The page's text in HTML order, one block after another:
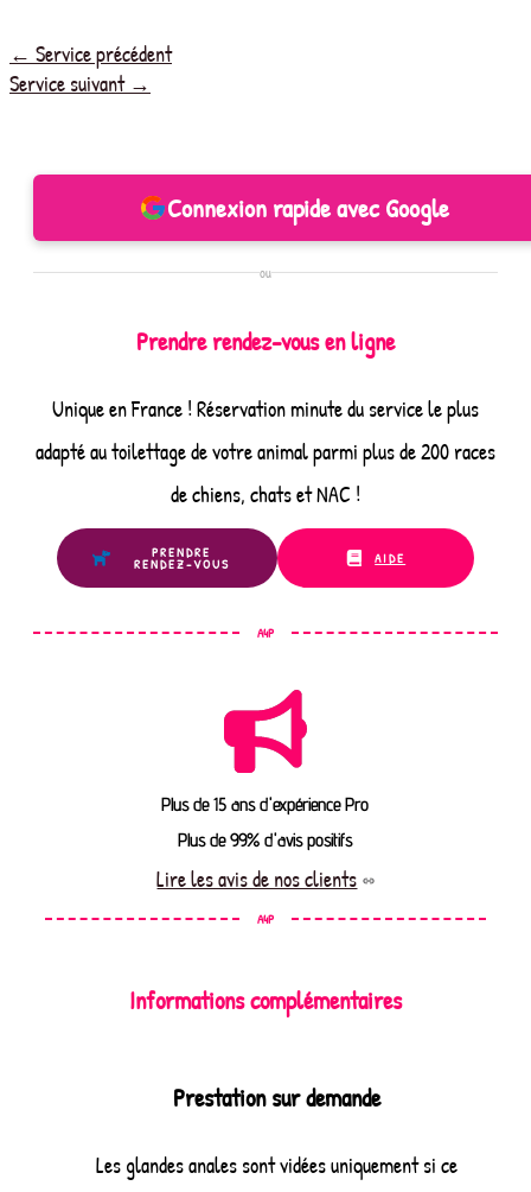
← Service précédent
Service suivant →
Connexion rapide avec Google
ou
Prendre rendez-vous en ligne
Unique en France ! Réservation minute du service le plus
adapté au toilettage de votre animal parmi plus de 200 races
de chiens, chats et NAC !
PRENDRE
RENDEZ-VOUS AIDE
A4P
Plus de 15 ans d'expérience Pro
Plus de 99% d'avis positifs
Lire les avis de nos clients
A4P
Informations complémentaires
Prestation sur demande
Les glandes anales sont vidées uniquement si ce